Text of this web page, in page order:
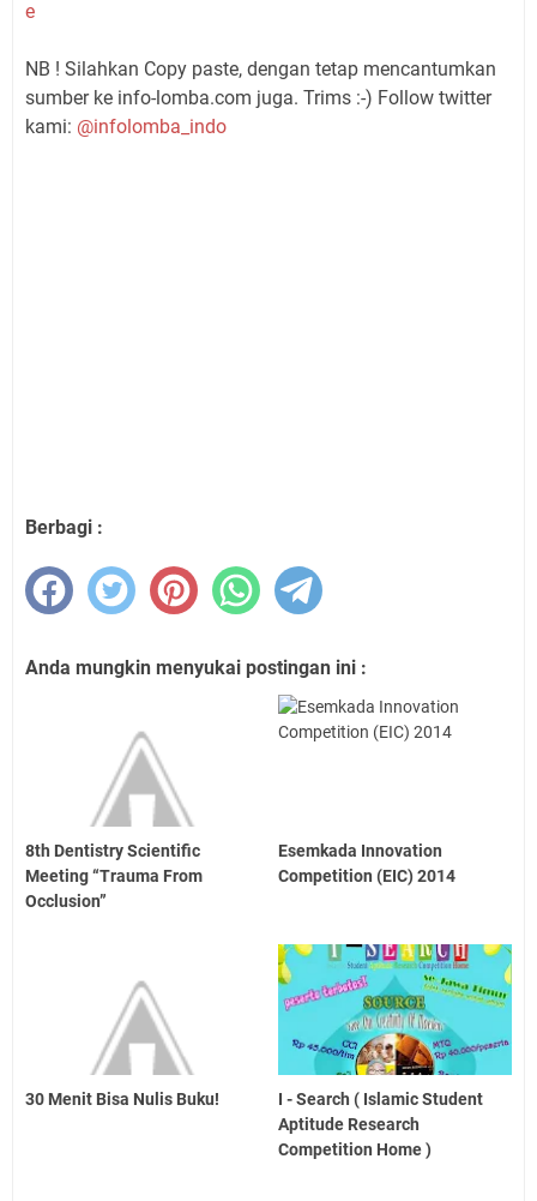
e
NB ! Silahkan Copy paste, dengan tetap mencantumkan
sumber ke info-lomba.com juga. Trims :-) Follow twitter
kami: @infolomba_indo
Berbagi :
Anda mungkin menyukai postingan ini :
8th Dentistry Scientific
Meeting “Trauma From
Occlusion”
Esemkada Innovation
Competition (EIC) 2014
30 Menit Bisa Nulis Buku!
I - Search ( Islamic Student
Aptitude Research
Competition Home )